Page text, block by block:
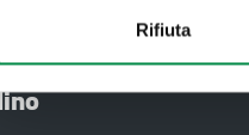
Rifiuta